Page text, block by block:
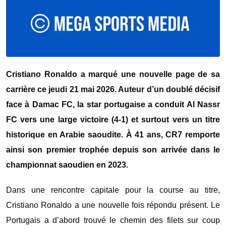
Cristiano Ronaldoa marqué une nouvelle page de sa
carrière ce jeudi 21 mai 2026. Auteur d’un doublé décisif
face à Damac FC, la star portugaise a conduit Al Nassr
FC vers une large victoire (4-1) et surtout vers un titre
historique en Arabie saoudite. À 41 ans, CR7 remporte
ainsi son premier trophée depuis son arrivée dans le
championnat saoudien en 2023.
Dans une rencontre capitale pour la course au titre,
Cristiano Ronaldo a une nouvelle fois répondu présent. Le
Portugais a d’abord trouvé le chemin des filets sur coup